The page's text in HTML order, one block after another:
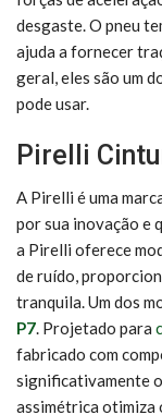
desgaste. O pneu
ajuda a fornecer
geral, eles são um
pode usar.
Pirelli
A Pirelli é uma
por sua inovação e
a Pirelli oferece
de ruído,
tranquila.Um dos
P7. Projetado para
fabricado com
significativamente
assimétrica otimiza